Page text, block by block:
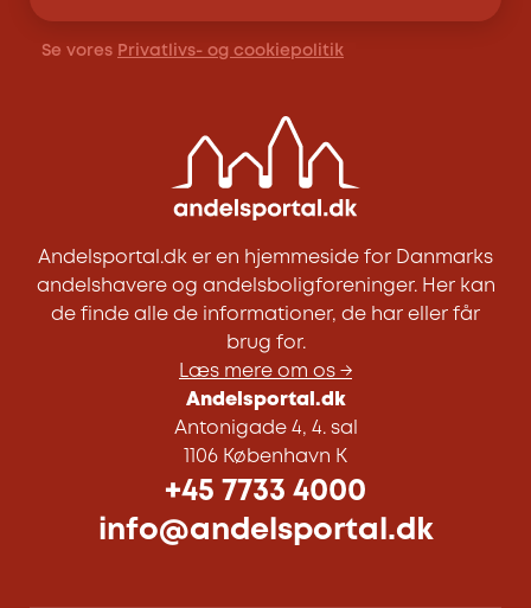
Se vores Privatlivs- og cookiepolitik
Andelsportal.dk er en hjemmeside for Danmarks
andelshavere og andelsboligforeninger. Her kan
de finde alle de informationer, de har eller får
brug for.
Læs mere om os →
Andelsportal.dk
Antonigade 4, 4. sal
1106 København K
+45 7733 4000
info@andelsportal.dk